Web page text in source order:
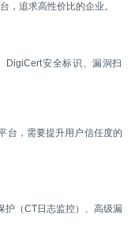
，追求高性价比的企业。
DigiCert安全标识、漏洞扫
台，需要提升用户信任度的
护（CT日志监控）、高级漏